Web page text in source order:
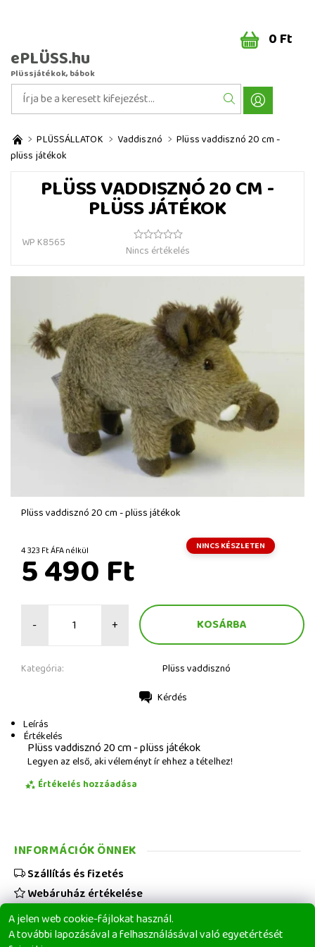
ePLÜSS.hu
Plüssjátékok, bábok
0 Ft
PLÜSSÁLLATOK Vaddisznó
Plüss vaddisznó 20 cm -
plüss játékok
PLÜSS VADDISZNÓ 20 CM -
PLÜSS JÁTÉKOK
WP K8565
Nincs értékelés
Plüss vaddisznó 20 cm - plüss játékok
4 323 Ft ÁFA nélkül NINCS KÉSZLETEN
5 490 Ft
- +
Kategória: Plüss vaddisznó
Kérdés
Leírás
Értékelés
Plüss vaddisznó 20 cm - plüss játékok
Legyen az első, aki véleményt ír ehhez a tételhez!
Értékelés hozzáadása
A jelen web cookie-fájlokat használ.
A további lapozásával a felhasználásával való egyetértését
INFORMÁCIÓK ÖNNEK
Szállítás és fizetés
Webáruház értékelése
Viszonteladóknak
Üzleti feltételek